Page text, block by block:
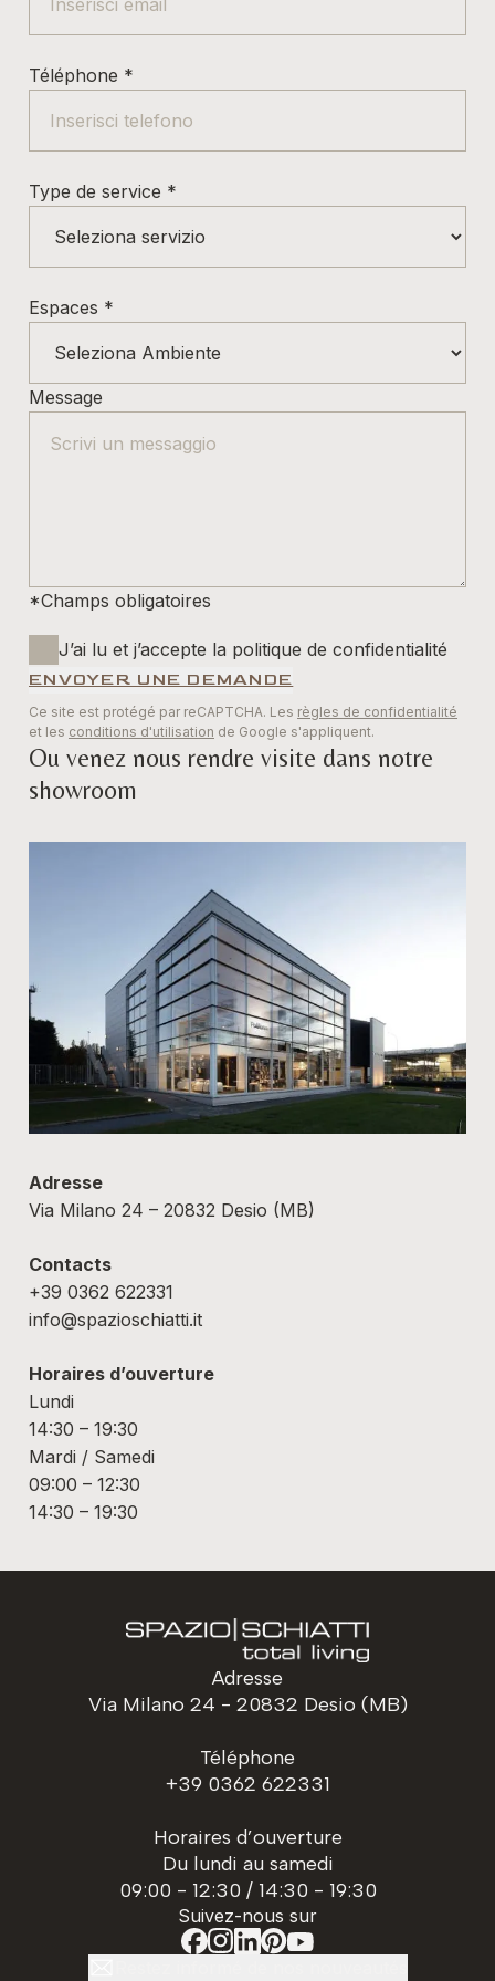
Téléphone *
Type de service *
Espaces *
Message
*Champs obligatoires
J’ai lu et j’accepte la politique de confidentialité
ENVOYER UNE DEMANDE
Ce site est protégé par reCAPTCHA. Les règles de confidentialité
et les conditions d'utilisation de Google s'appliquent.
Ou venez nous rendre visite dans notre
showroom
Adresse
Via Milano 24 – 20832 Desio (MB)
Contacts
+39 0362 622331
info@spazioschiatti.it
Horaires d’ouverture
Lundi
14:30 – 19:30
Mardi / Samedi
09:00 – 12:30
14:30 – 19:30
Adresse
Via Milano 24 - 20832 Desio (MB)
Téléphone
+39 0362 622331
Horaires d’ouverture
Du lundi au samedi
09:00 - 12:30 / 14:30 - 19:30
Suivez-nous sur